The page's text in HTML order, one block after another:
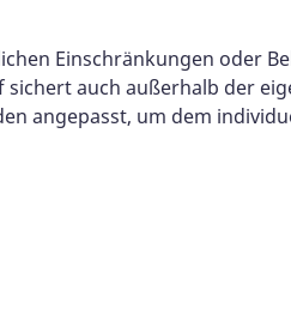
Einschränkungen oder
auch außerhalb der
angepasst, um dem